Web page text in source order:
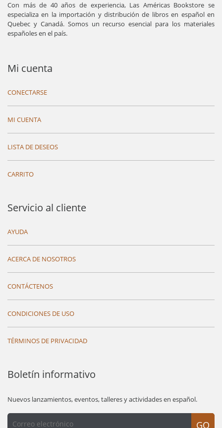
Con más de 40 años de experiencia, Las Américas Bookstore se
especializa en la importación y distribución de libros en español en
Quebec y Canadá. Somos un recurso esencial para los materiales
españoles en el país.
Mi cuenta
CONECTARSE
MI CUENTA
LISTA DE DESEOS
CARRITO
Servicio al cliente
AYUDA
ACERCA DE NOSOTROS
CONTÁCTENOS
CONDICIONES DE USO
TÉRMINOS DE PRIVACIDAD
Boletín informativo
Nuevos lanzamientos, eventos, talleres y actividades en español.
GO